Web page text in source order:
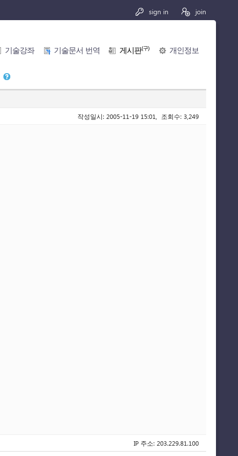
sign in join
기술강좌 기술문서 번역 게시판(구) 개인정보
작성일시: 2005-11-19 15:01, 조회수: 3,249
IP 주소: 203.229.81.100